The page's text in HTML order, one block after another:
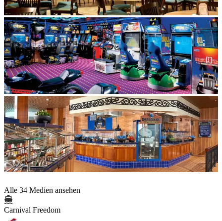
Alle 34 Medien ansehen
Carnival Freedom